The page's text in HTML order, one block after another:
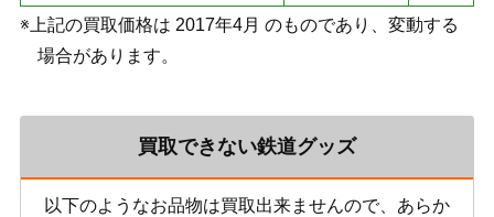
※上記の買取価格は 2017年4月 のものであり、変動する
場合があります。
買取できない鉄道グッズ
以下のようなお品物は買取出来ませんので、あらか